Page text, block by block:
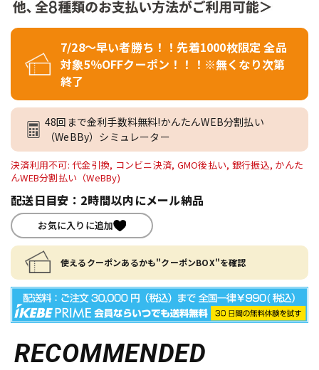
7/28～早い者勝ち！！先着1000枚限定 全品
対象5％OFFクーポン！！！※無くなり次第
終了
48回まで金利手数料無料!かんたんWEB分割払い
（WeBBy）シミュレーター
決済利用不可: 代金引換, コンビニ決済, GMO後払い, 銀行振込, かんた
んWEB分割払い（WeBBy)
配送日目安：2時間以内にメール納品
お気に入りに追加
使えるクーポンあるかも"クーポンBOX"を確認
RECOMMENDED